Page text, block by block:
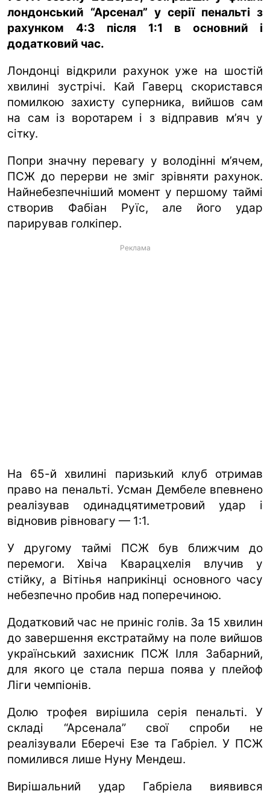
лондонський “Арсенал” у серії пенальті з
рахунком 4:3 після 1:1 в основний і
додатковий час.
Лондонці відкрили рахунок уже на шостій
хвилині зустрічі. Кай Гаверц скористався
помилкою захисту суперника, вийшов сам
на сам із воротарем і з відправив м’яч у
сітку.
Попри значну перевагу у володінні м’ячем,
ПСЖ до перерви не зміг зрівняти рахунок.
Найнебезпечніший момент у першому таймі
створив Фабіан Руїс, але його удар
парирував голкіпер.
Реклама
На 65-й хвилині паризький клуб отримав
право на пенальті. Усман Дембеле впевнено
реалізував одинадцятиметровий удар і
відновив рівновагу — 1:1.
У другому таймі ПСЖ був ближчим до
перемоги. Хвіча Кварацхелія влучив у
стійку, а Вітінья наприкінці основного часу
небезпечно пробив над поперечиною.
Додатковий час не приніс голів. За 15 хвилин
до завершення екстратайму на поле вийшов
український захисник ПСЖ Ілля Забарний,
для якого це стала перша поява у плейоф
Ліги чемпіонів.
Долю трофея вирішила серія пенальті. У
складі “Арсенала” свої спроби не
реалізували Еберечі Езе та Габріел. У ПСЖ
помилився лише Нуну Мендеш.
Вирішальний удар Габріела виявився